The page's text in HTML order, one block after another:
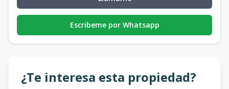
Escribeme por Whatsapp
¿Te interesa esta propiedad?